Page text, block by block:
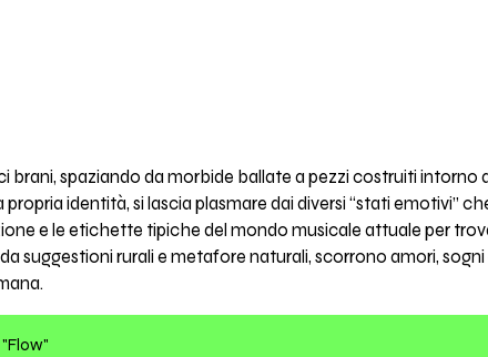
brani, spaziando da morbide ballate a pezzi costruiti
identità, si lascia plasmare dai diversi “stati emotivi”
e le etichette tipiche del mondo musicale attuale per
suggestioni rurali e metafore naturali, scorrono amori, sogni